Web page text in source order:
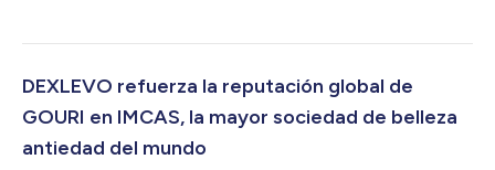
26 al 28 de enero en París (Francia), es una de las tres
del mundo. Las empresas y los más de 200 médicos que
visitaron el stand de Dexlevo mostraron un gran...
DEXLEVO refuerza la reputación global de
GOURI en IMCAS, la mayor sociedad de belleza
antiedad del mundo